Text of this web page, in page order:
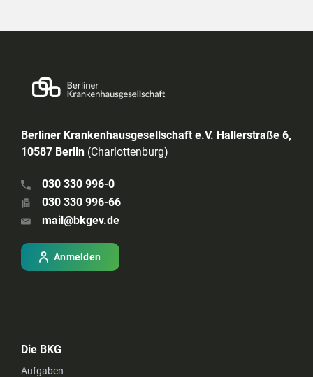
Berliner Krankenhausgesellschaft e.V. Hallerstraße 6,
10587 Berlin (Charlottenburg)
030 330 996-0
030 330 996-66
mail@bkgev.de
Anmelden
Die BKG
Aufgaben